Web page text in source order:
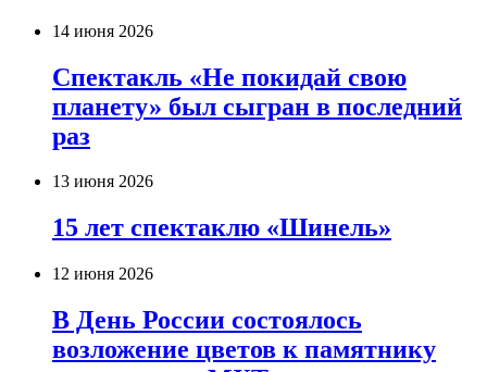
14 июня 2026
Спектакль «Не покидай свою
планету» был сыгран в последний
раз
13 июня 2026
15 лет спектаклю «Шинель»
12 июня 2026
В День России состоялось
возложение цветов к памятнику